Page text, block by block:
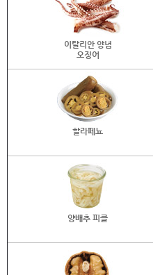
이탈리안 양념
오징어
할라페뇨
양배추 피클